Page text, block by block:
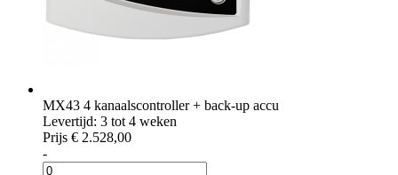
MX43 4 kanaalscontroller + back-up accu
Levertijd: 3 tot 4 weken
Prijs € 2.528,00
-